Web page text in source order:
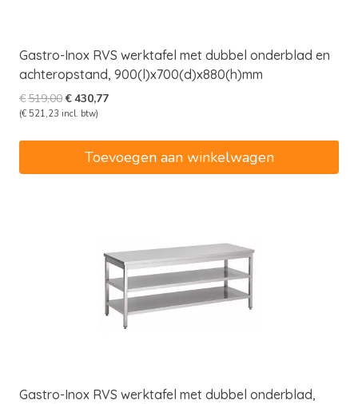
Gastro-Inox RVS werktafel met dubbel onderblad en
achteropstand, 900(l)x700(d)x880(h)mm
€519,00Oorspronkelijke
prijs
€430,77Huidige
(€ 521,23 incl. btw)
Toevoegen aan winkelwagen
Gastro-Inox RVS werktafel met dubbel onderblad,